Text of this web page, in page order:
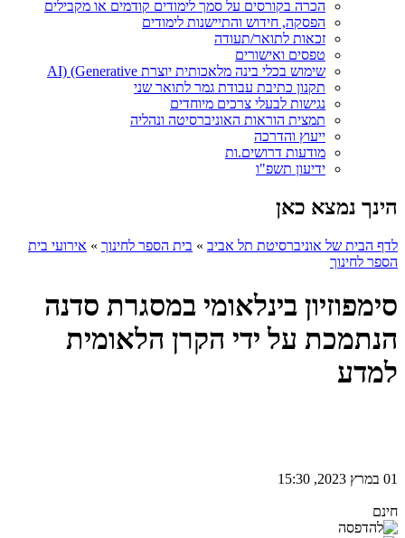
הכרה בקורסים על סמך לימודים קודמים או מקבילים
הפסקה, חידוש והתיישנות לימודים
זכאות לתואר/תעודה
טפסים ואישורים
שימוש בכלי בינה מלאכותית יוצרת AI) (Generative
תקנון כתיבת עבודת גמר לתואר שני
נגישות לבעלי צרכים מיוחדים
תמצית הוראות האוניברסיטה ונהליה
ייעוץ והדרכה
מודעות דרושים.ות
ידיעון תשפ"ו
הינך נמצא כאן
לדף הבית של אוניברסיטת תל אביב » בית הספר לחינוך » אירועי בית
הספר לחינוך
סימפוזיון בינלאומי במסגרת סדנה
הנתמכת על ידי הקרן הלאומית
למדע
01 במרץ 2023, 15:30
חינם